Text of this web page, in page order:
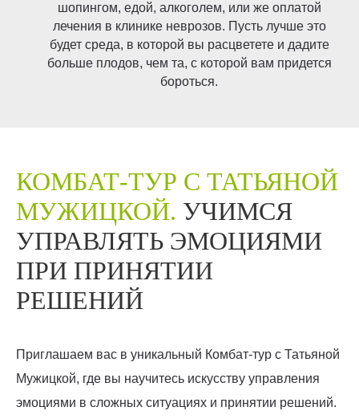
шопингом, едой, алкоголем, или же оплатой
лечения в клинике неврозов. Пусть лучше это
будет среда, в которой вы расцветете и дадите
больше плодов, чем та, с которой вам придется
бороться.
КОМБАТ-ТУР С ТАТЬЯНОЙ
МУЖИЦКОЙ. УЧИМСЯ
УПРАВЛЯТЬ ЭМОЦИЯМИ
ПРИ ПРИНЯТИИ
РЕШЕНИЙ
Приглашаем вас в уникальный Комбат-тур с Татьяной
Мужицкой, где вы научитесь искусству управления
эмоциями в сложных ситуациях и принятии решений.